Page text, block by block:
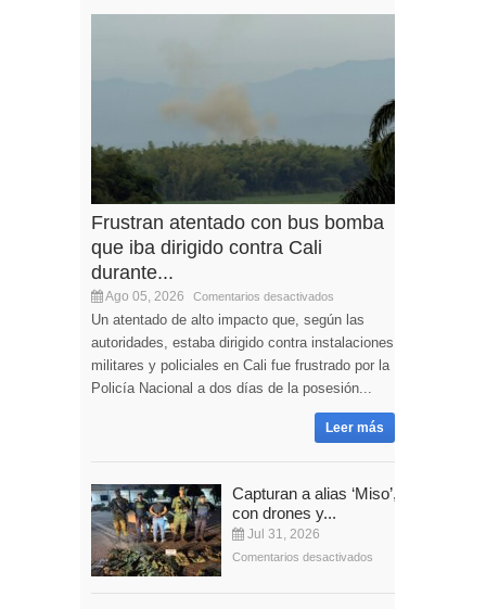
Frustran atentado con bus bomba
que iba dirigido contra Cali
durante...
Ago 05, 2026 Comentarios desactivados
Un atentado de alto impacto que, según las
autoridades, estaba dirigido contra instalaciones
militares y policiales en Cali fue frustrado por la
Policía Nacional a dos días de la posesión...
Leer más
Capturan a alias ‘Miso’,
con drones y...
Jul 31, 2026
Comentarios desactivados